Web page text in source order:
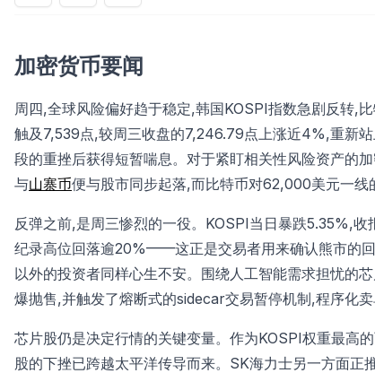
加密货币要闻
周四,全球风险偏好趋于稳定,韩国KOSPI指数急剧反转,
触及7,539点,较周三收盘的7,246.79点上涨近4%,重新
段的重挫后获得短暂喘息。对于紧盯相关性风险资产
与山寨币便与股市同步起落,而比特币对62,000美元一线
反弹之前,是周三惨烈的一役。KOSPI当日暴跌5.35%,
纪录高位回落逾20%——这正是交易者用来确认熊市的
以外的投资者同样心生不安。围绕人工智能需求担忧的
爆抛售,并触发了熔断式的sidecar交易暂停机制,程序化
芯片股仍是决定行情的关键变量。作为KOSPI权重最高
股的下挫已跨越太平洋传导而来。SK海力士另一方面